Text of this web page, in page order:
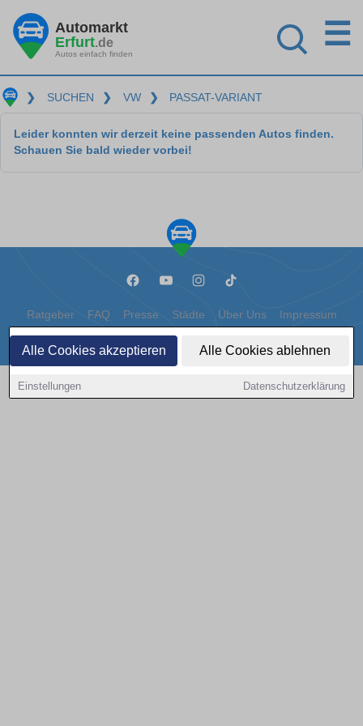
Alle Cookies akzeptieren Alle Cookies ablehnen
Einstellungen Datenschutzerklärung
Automarkt
Erfurt.de
Autos einfach finden
☰
❯ SUCHEN ❯ VW ❯ PASSAT-VARIANT
Leider konnten wir derzeit keine passenden Autos finden.
Schauen Sie bald wieder vorbei!
Ratgeber FAQ Presse Städte Über Uns Impressum
Datenschutz Cookies
Copyright © 2000 - 2026 | 1A Infosysteme GmbH | Content by: 1a-sites-autos